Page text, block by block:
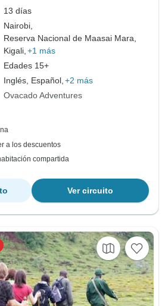
13 días
Nairobi,
Reserva Nacional de Maasai Mara,
Kigali, +1 más
Edades 15+
Inglés, Español, +2 más
Ovacado Adventures
a los descuentos
compartida
Ver circuito